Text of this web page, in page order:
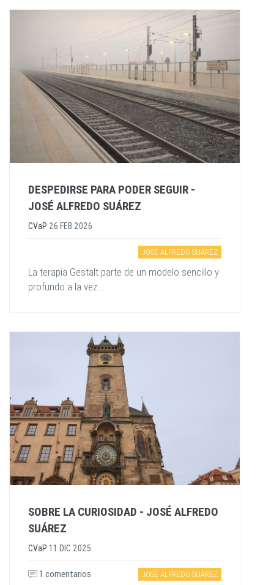
DESPEDIRSE PARA PODER SEGUIR -
JOSÉ ALFREDO SUÁREZ
CVaP 26 FEB 2026
JOSÉ ALFREDO SUÁREZ
La terapia Gestalt parte de un modelo sencillo y
profundo a la vez...
SOBRE LA CURIOSIDAD - JOSÉ ALFREDO
SUÁREZ
CVaP 11 DIC 2025
JOSÉ ALFREDO SUÁREZ
1 comentarios